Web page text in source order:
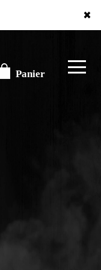
×
Panier